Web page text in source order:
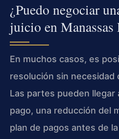
¿Puedo negociar
juicio en Manassas
En muchos casos, es
resolución sin necesidad
Las partes pueden llegar
pago, una reducción del
plan de pagos antes de